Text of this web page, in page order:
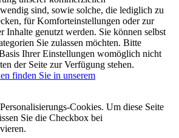
sind, sowie solche, die lediglich zu
für Komforteinstellungen oder zur
Inhalte genutzt werden. Sie können selbst
Sie zulassen möchten. Bitte
Ihrer Einstellungen womöglich nicht
der Seite zur Verfügung stehen.
finden Sie in unserem
Cookies. Um diese Seite
Sie die Checkbox bei